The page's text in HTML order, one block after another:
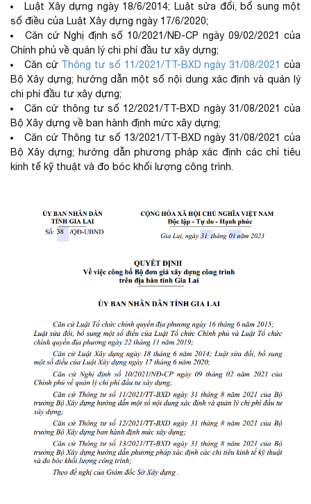
Luật Xây dựng ngày 18/6/2014; Luật sửa đổi, bổ sung một
số điều của Luật Xây dựng ngày 17/6/2020;
Căn cứ Nghị định số 10/2021/NĐ-CP ngày 09/02/2021 của
Chính phủ về quản lý chi phí đầu tư xây dựng;
Căn cứ Thông tư số 11/2021/TT-BXD ngày 31/08/2021 của
Bộ Xây dựng; hướng dẫn một số nội dung xác định và quản lý
chi phí đầu tư xây dựng;
Căn cứ thông tư số 12/2021/TT-BXD ngày 31/08/2021 của
Bộ Xây dựng về ban hành định mức xây dựng;
Căn cứ Thông tư số 13/2021/TT-BXD ngày 31/08/2021 của
Bộ Xây dựng; hướng dẫn phương pháp xác định các chỉ tiêu
kinh tế kỹ thuật và đo bóc khối lượng công trình.